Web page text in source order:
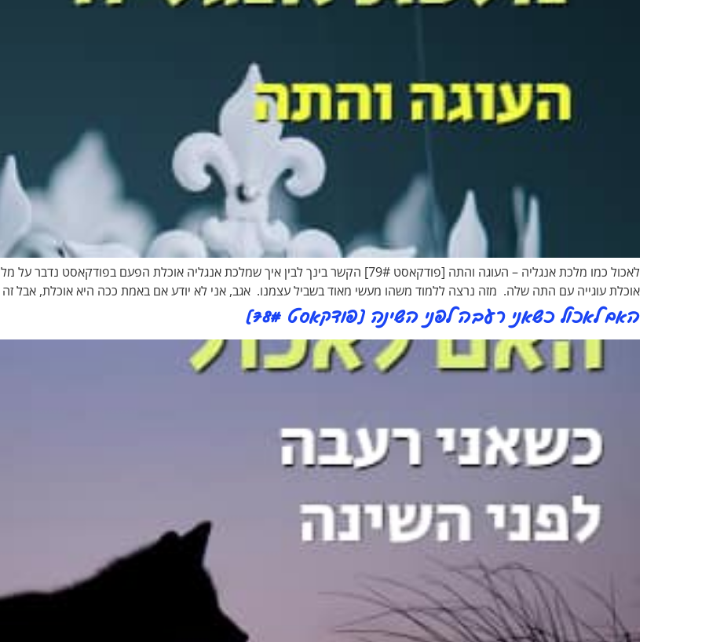
לאכול כמו מלכת אנגליה – העוגה והתה [פודקאסט 79#] הקשר בינך לבין איך שמלכת אנגליה אוכלת
אוכלת עוגייה עם התה שלה. מזה נרצה ללמוד משהו מעשי מאוד בשביל עצמנו. אגב, אני לא יודע אם באמת ככה היא אוכלת, אבל
האם לאכול כשאני רעבה לפני השינה [פודקאסט 78#]​